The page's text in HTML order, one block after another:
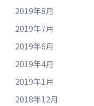
2019年8月
2019年7月
2019年6月
2019年4月
2019年1月
2018年12月